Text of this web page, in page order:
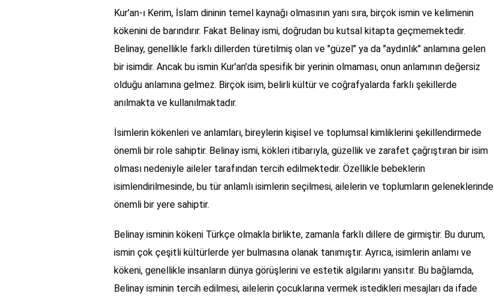
Kur'an-ı Kerim, İslam dininin temel kaynağı olmasının yanı sıra, birçok ismin ve kelimenin
kökenini de barındırır. Fakat Belinay ismi, doğrudan bu kutsal kitapta geçmemektedir.
Belinay, genellikle farklı dillerden türetilmiş olan ve "güzel" ya da "aydınlık" anlamına gelen
bir isimdir. Ancak bu ismin Kur'an'da spesifik bir yerinin olmaması, onun anlamının değersiz
olduğu anlamına gelmez. Birçok isim, belirli kültür ve coğrafyalarda farklı şekillerde
anılmakta ve kullanılmaktadır.
İsimlerin kökenleri ve anlamları, bireylerin kişisel ve toplumsal kimliklerini şekillendirmede
önemli bir role sahiptir. Belinay ismi, kökleri itibarıyla, güzellik ve zarafet çağrıştıran bir isim
olması nedeniyle aileler tarafından tercih edilmektedir. Özellikle bebeklerin
isimlendirilmesinde, bu tür anlamlı isimlerin seçilmesi, ailelerin ve toplumların geleneklerinde
önemli bir yere sahiptir.
Belinay isminin kökeni Türkçe olmakla birlikte, zamanla farklı dillere de girmiştir. Bu durum,
ismin çok çeşitli kültürlerde yer bulmasına olanak tanımıştır. Ayrıca, isimlerin anlamı ve
kökeni, genellikle insanların dünya görüşlerini ve estetik algılarını yansıtır. Bu bağlamda,
Belinay isminin tercih edilmesi, ailelerin çocuklarına vermek istedikleri mesajları da ifade